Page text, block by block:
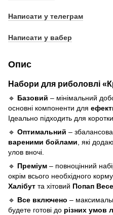
Написати у телеграм
Написати у вабер
Опис
Набори для риболовлі
🔹 Базовий – мінімальний
основні компоненти для
Ідеально підходить для
🔹 Оптимальний –
вареними бойлами , які
улов вночі.
🔹 Преміум – повноцінний
окрім всього необхідного
Халібут та хітовий Попап
🔹 Все включено –
будете готові до різних умов